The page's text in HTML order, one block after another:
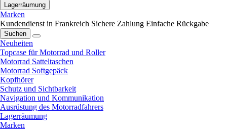
Lagerräumung
Marken
Kundendienst in Frankreich Sichere Zahlung Einfache Rückgabe
Suchen
Neuheiten
Topcase für Motorrad und Roller
Motorrad Satteltaschen
Motorrad Softgepäck
Kopfhörer
Schutz und Sichtbarkeit
Navigation und Kommunikation
Ausrüstung des Motorradfahrers
Lagerräumung
Marken